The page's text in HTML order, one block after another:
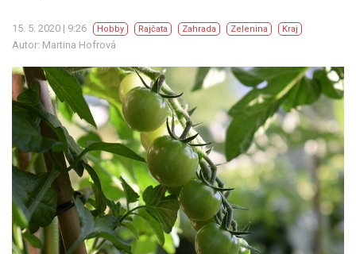
15. 5. 2020 | 9:26 Hobby Rajčata Zahrada Zelenina Kraj
Autor: Martina Hofrová